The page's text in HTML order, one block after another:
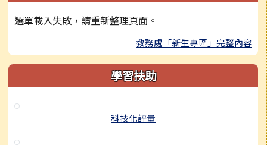
選單載入失敗，請重新整理頁面。
教務處「新生專區」完整內容
學習扶助
科技化評量